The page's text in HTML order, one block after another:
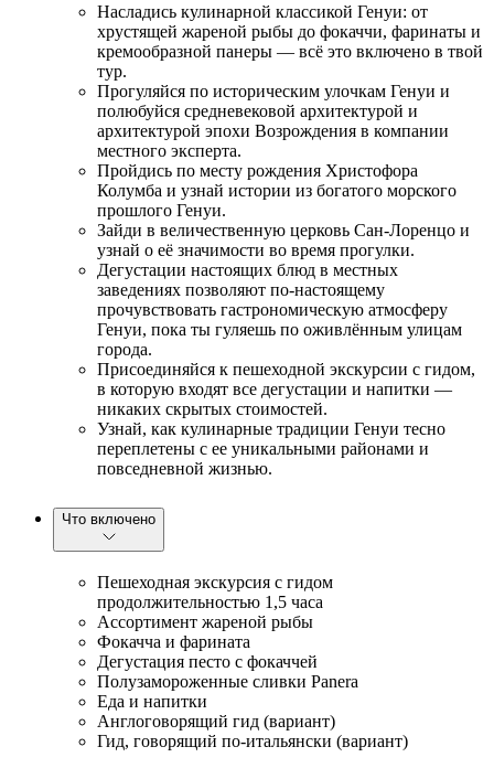
Насладись кулинарной классикой Генуи: от
хрустящей жареной рыбы до фокаччи, фаринаты и
кремообразной панеры — всё это включено в твой
тур.
Прогуляйся по историческим улочкам Генуи и
полюбуйся средневековой архитектурой и
архитектурой эпохи Возрождения в компании
местного эксперта.
Пройдись по месту рождения Христофора
Колумба и узнай истории из богатого морского
прошлого Генуи.
Зайди в величественную церковь Сан-Лоренцо и
узнай о её значимости во время прогулки.
Дегустации настоящих блюд в местных
заведениях позволяют по-настоящему
прочувствовать гастрономическую атмосферу
Генуи, пока ты гуляешь по оживлённым улицам
города.
Присоединяйся к пешеходной экскурсии с гидом,
в которую входят все дегустации и напитки —
никаких скрытых стоимостей.
Узнай, как кулинарные традиции Генуи тесно
переплетены с ее уникальными районами и
повседневной жизнью.
Что включено
Пешеходная экскурсия с гидом
продолжительностью 1,5 часа
Ассортимент жареной рыбы
Фокачча и фарината
Дегустация песто с фокаччей
Полузамороженные сливки Panera
Еда и напитки
Англоговорящий гид (вариант)
Гид, говорящий по-итальянски (вариант)